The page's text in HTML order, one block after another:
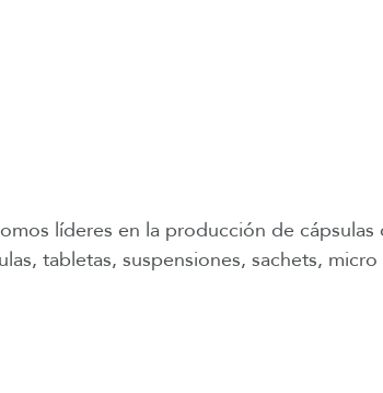
líderes en la producción de
tabletas, suspensiones, sachets,